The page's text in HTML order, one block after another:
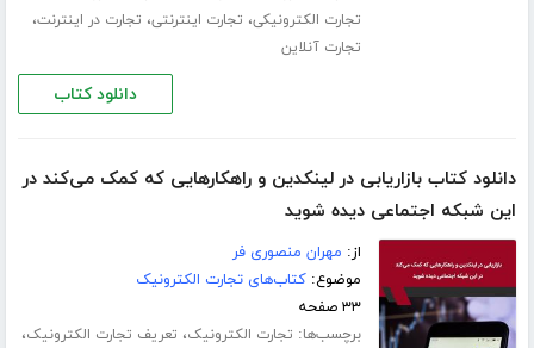
تجارت الکترونیکی، تجارت اینترنتی، تجارت در اینترنت،
تجارت آنلاین
دانلود کتاب
دانلود کتاب بازاریابی در لینکدین و راهکارهایی که کمک می‌کند در
این شبکه اجتماعی دیده شوید
از: مهران منصوری فر
موضوع:کتاب‌های تجارت الکترونیک
۳۳ صفحه
برچسب‌ها: تجارت الکترونیک، تعریف تجارت الکترونیک،